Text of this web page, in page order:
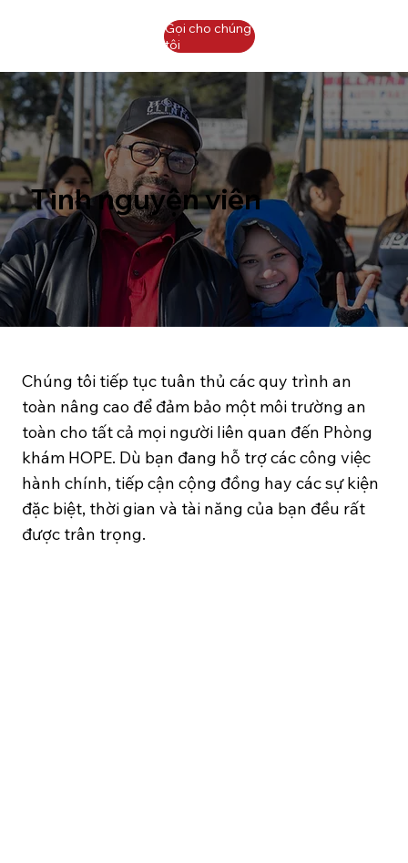
Gọi cho chúng
tôi
Tình nguyện viên
Chúng tôi tiếp tục tuân thủ các quy trình an
toàn nâng cao để đảm bảo một môi trường an
toàn cho tất cả mọi người liên quan đến Phòng
khám HOPE. Dù bạn đang hỗ trợ các công việc
hành chính, tiếp cận cộng đồng hay các sự kiện
đặc biệt, thời gian và tài năng của bạn đều rất
được trân trọng.